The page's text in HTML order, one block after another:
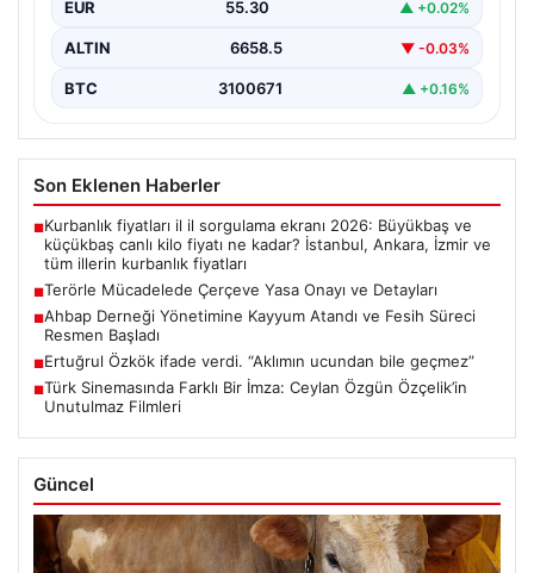
EUR 55.30 ▲ +0.02%
ALTIN 6658.5 ▼ -0.03%
BTC 3100671 ▲ +0.16%
Son Eklenen Haberler
■Kurbanlık fiyatları il il sorgulama ekranı 2026: Büyükbaş ve
küçükbaş canlı kilo fiyatı ne kadar? İstanbul, Ankara, İzmir ve
tüm illerin kurbanlık fiyatları
■Terörle Mücadelede Çerçeve Yasa Onayı ve Detayları
■Ahbap Derneği Yönetimine Kayyum Atandı ve Fesih Süreci
Resmen Başladı
■Ertuğrul Özkök ifade verdi. “Aklımın ucundan bile geçmez”
■Türk Sinemasında Farklı Bir İmza: Ceylan Özgün Özçelik’in
Unutulmaz Filmleri
Güncel